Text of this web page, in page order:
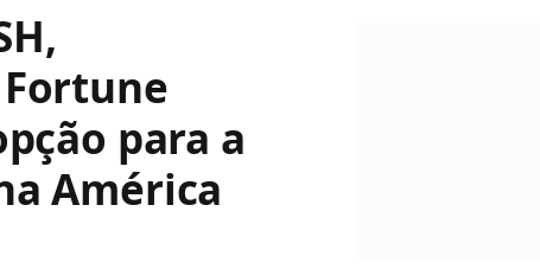
para a
América